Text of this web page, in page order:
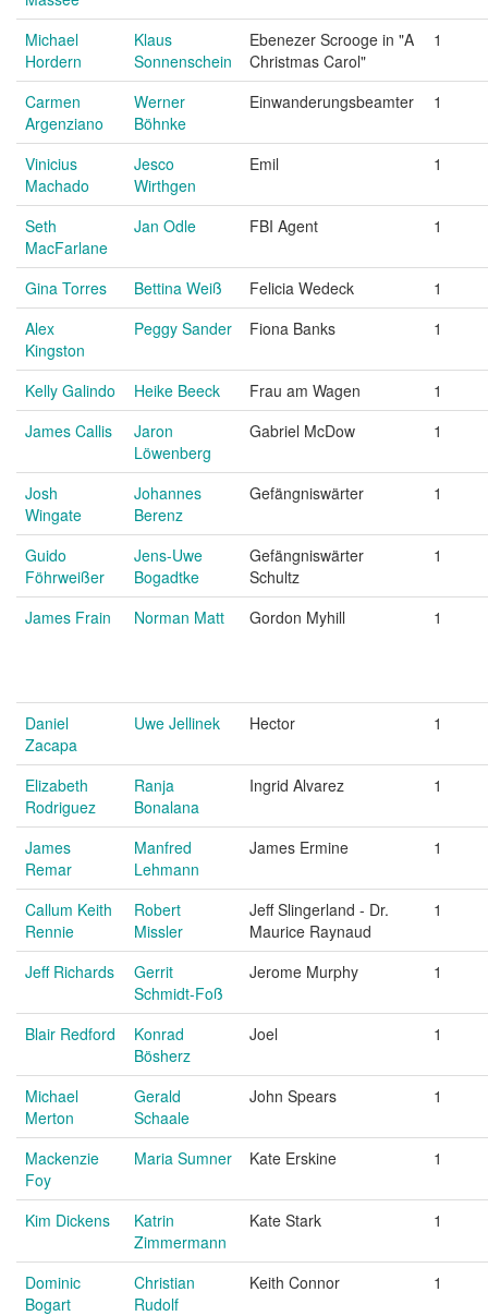
Michael
Hordern
Klaus
Sonnenschein
Ebenezer Scrooge in "A
Christmas Carol"
1
Carmen
Argenziano
Werner
Böhnke
Einwanderungsbeamter 1
Vinicius
Machado
Jesco
Wirthgen
Emil 1
Seth
MacFarlane
Jan Odle FBI Agent 1
Gina Torres Bettina Weiß Felicia Wedeck
1
Alex
Kingston
Peggy Sander Fiona Banks 1
Kelly Galindo Heike Beeck Frau am Wagen
1
James Callis
Jaron
Löwenberg
Gabriel McDow 1
Josh
Wingate
Johannes
Berenz
Gefängniswärter 1
Guido
Föhrweißer
Jens-Uwe
Bogadtke
Gefängniswärter
Schultz
1
James Frain Norman Matt Gordon Myhill 1
Daniel
Zacapa
Uwe Jellinek Hector 1
Elizabeth
Rodriguez
Ranja
Bonalana
Ingrid Alvarez 1
James
Remar
Manfred
Lehmann
James Ermine 1
Callum Keith
Rennie
Robert
Missler
Jeff Slingerland - Dr.
Maurice Raynaud
1
Jeff Richards
Gerrit
Schmidt-Foß
Jerome Murphy 1
Blair Redford
Konrad
Bösherz
Joel 1
Michael
Merton
Gerald
Schaale
John Spears 1
Mackenzie
Foy
Maria Sumner Kate Erskine 1
Kim Dickens
Katrin
Zimmermann
Kate Stark 1
Dominic
Bogart
Christian
Rudolf
Keith Connor 1